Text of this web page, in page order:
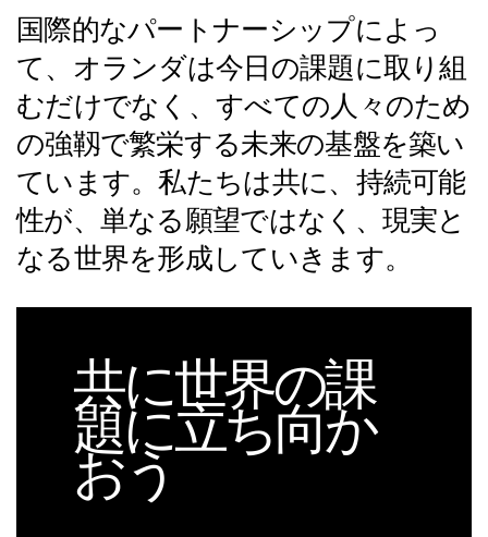
国際的なパートナーシップによっ
て、オランダは今日の課題に取り組
むだけでなく、すべての人々のため
の強靱で繁栄する未来の基盤を築い
ています。私たちは共に、持続可能
性が、単なる願望ではなく、現実と
なる世界を形成していきます。
共に世界の課
題に立ち向か
おう